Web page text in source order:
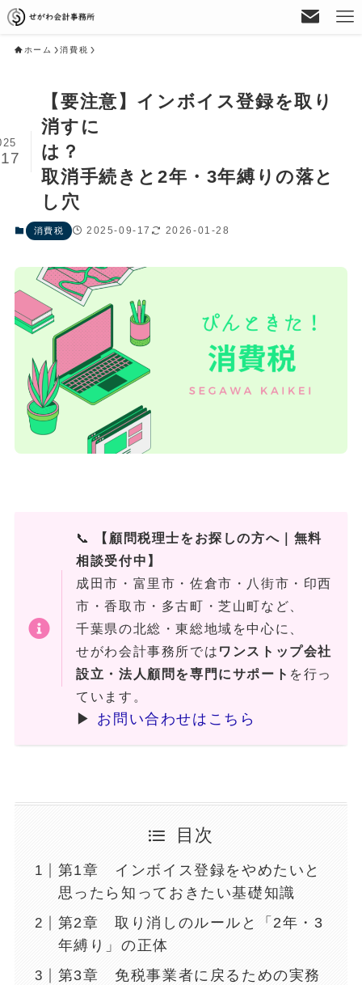
ホーム 消費税
【要注意】インボイス登録を取り
消すに
は？
取消手続きと2年・3年縛りの落と
し穴
消費税 2025-09-17 2026-01-28
📞
【顧問税理士をお探しの方へ｜無料
相談受付中】
成田市・富里市・佐倉市・八街市・印西
市・香取市・多古町・芝山町など、
千葉県の北総・東総地域を中心に、
せがわ会計事務所では ワンストップ会社
設立・法人顧問を専門にサポート を行っ
ています。
▶ お問い合わせはこちら
目次
第1章 インボイス登録をやめたいと
思ったら知っておきたい基礎知識
第2章 取り消しのルールと「2年・3
年縛り」の正体
第3章 免税事業者に戻るための実務